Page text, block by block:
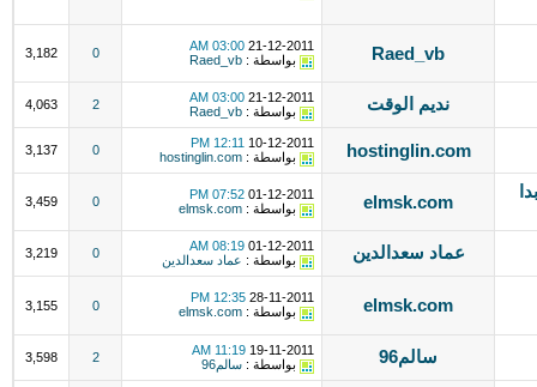
Raed_vb
21-12-2011
03:00 AM
بواسطة : Raed_vb
0
3,182
نديم الوقت 21-12-2011
03:00 AM
بواسطة : Raed_vb
2
4,063
hostinglin.com
10-12-2011
12:11 PM
بواسطة : hostinglin.com
0
3,137
elmsk.com
01-12-2011
07:52 PM
بواسطة : elmsk.com
0
3,459
عماد سعدالدين 01-12-2011
08:19 AM
بواسطة : عماد سعدالدين 0
3,219
elmsk.com
28-11-2011
12:35 PM
بواسطة : elmsk.com
0
3,155
سالم96 19-11-2011
11:19 AM
بواسطة : سالم96 2
3,598